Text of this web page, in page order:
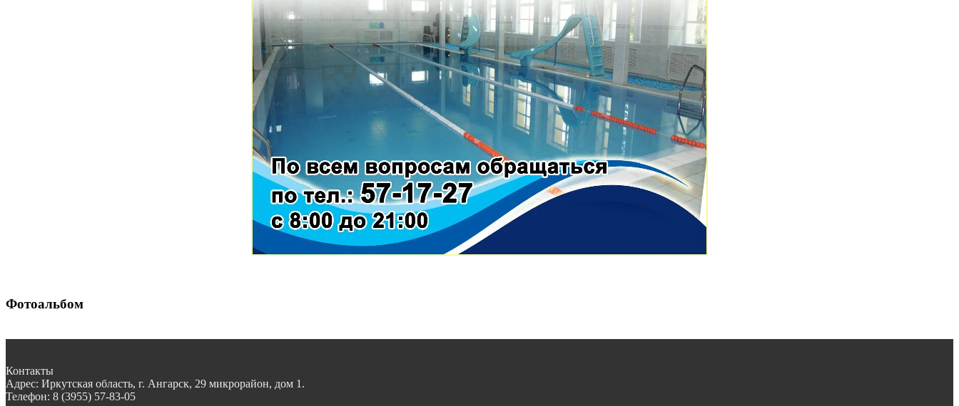
Фотоальбом
Контакты
Адрес: Иркутская область, г. Ангарск, 29 микрорайон, дом 1.
Телефон: 8 (3955) 57-83-05